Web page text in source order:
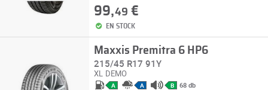
99,49 €
EN STOCK
Maxxis Premitra 6 HP6
215/45 R17 91Y
XL DEMO
A A B 68 db